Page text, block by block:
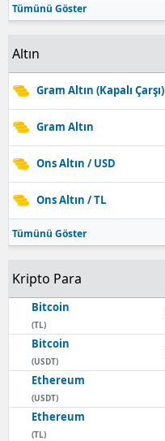
Tümünü Göster
Altın
Gram Altın (Kapalı Çarşı)
Gram Altın
Ons Altın / USD
Ons Altın / TL
Tümünü Göster
Kripto Para
Bitcoin
(TL)
Bitcoin
(USDT)
Ethereum
(USDT)
Ethereum
(TL)